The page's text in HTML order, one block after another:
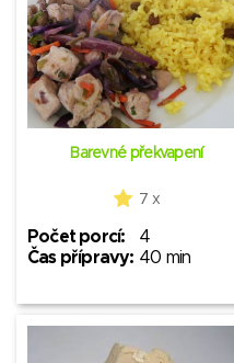
Barevné překvapení
7 x
Počet porcí:
4
Čas přípravy: 40 min